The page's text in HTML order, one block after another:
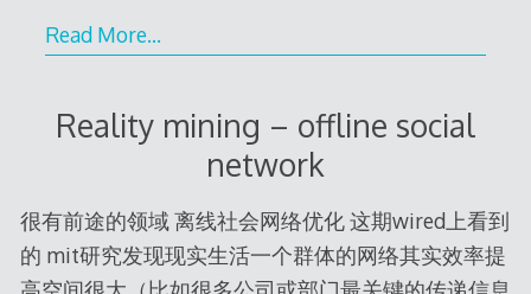
Read More…
Reality mining – offline social
network
很有前途的领域 离线社会网络优化 这期wired上看到
的 mit研究发现现实生活一个群体的网络其实效率提